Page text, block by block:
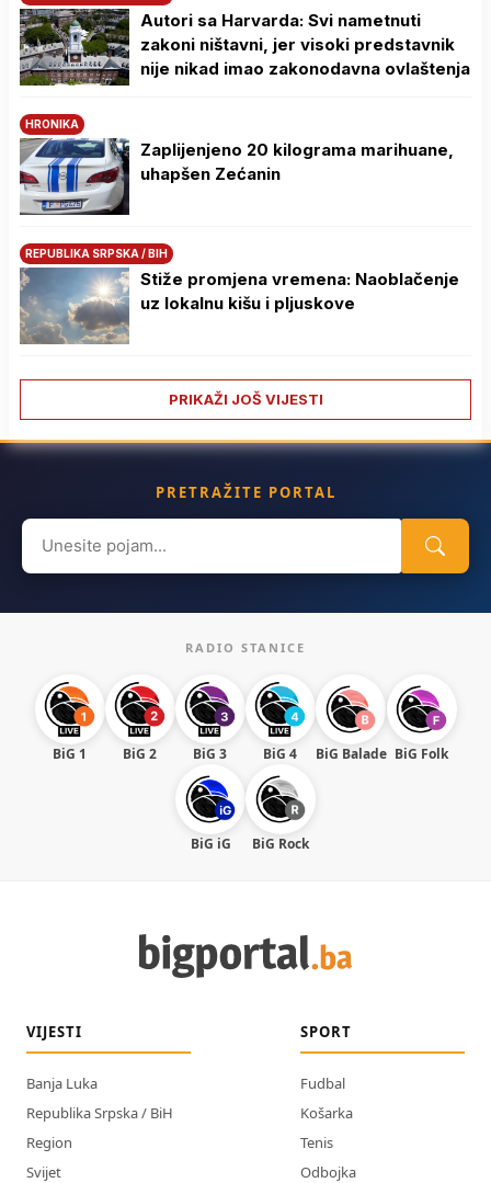
Autori sa Harvarda: Svi nametnuti
zakoni ništavni, jer visoki predstavnik
nije nikad imao zakonodavna ovlaštenja
HRONIKA
Zaplijenjeno 20 kilograma marihuane,
uhapšen Zećanin
REPUBLIKA SRPSKA / BIH
Stiže promjena vremena: Naoblačenje
uz lokalnu kišu i pljuskove
PRIKAŽI JOŠ VIJESTI
PRETRAŽITE PORTAL
Search
for:
RADIO STANICE
BiG 1 BiG 2 BiG 3 BiG 4 BiG Balade BiG Folk
BiG iG BiG Rock
VIJESTI
Banja Luka
Republika Srpska / BiH
Region
Svijet
SPORT
Fudbal
Košarka
Tenis
Odbojka